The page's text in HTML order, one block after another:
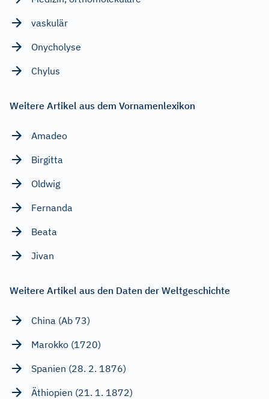
vaskulär
Onycholyse
Chylus
Weitere Artikel aus dem Vornamenlexikon
Amadeo
Birgitta
Oldwig
Fernanda
Beata
Jivan
Weitere Artikel aus den Daten der Weltgeschichte
China (Ab 73)
Marokko (1720)
Spanien (28. 2. 1876)
Äthiopien (21. 1. 1872)